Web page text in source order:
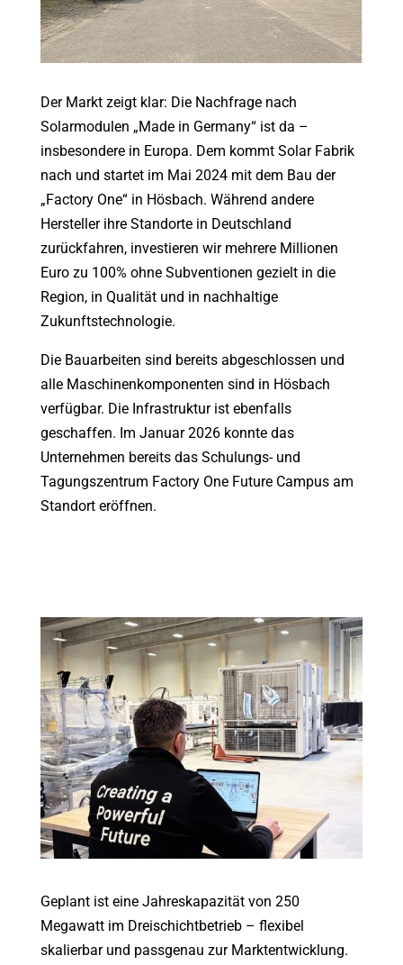
Der Markt zeigt klar: Die Nachfrage nach
Solarmodulen „Made in Germany“ ist da –
insbesondere in Europa. Dem kommt Solar Fabrik
nach und startet im Mai 2024 mit dem Bau der
„Factory One“ in Hösbach. Während andere
Hersteller ihre Standorte in Deutschland
zurückfahren, investieren wir mehrere Millionen
Euro zu 100% ohne Subventionen gezielt in die
Region, in Qualität und in nachhaltige
Zukunftstechnologie.
Die Bauarbeiten sind bereits abgeschlossen und
alle Maschinenkomponenten sind in Hösbach
verfügbar. Die Infrastruktur ist ebenfalls
geschaffen. Im Januar 2026 konnte das
Unternehmen bereits das Schulungs- und
Tagungszentrum Factory One Future Campus am
Standort eröffnen.
Geplant ist eine Jahreskapazität von 250
Megawatt im Dreischichtbetrieb – flexibel
skalierbar und passgenau zur Marktentwicklung.